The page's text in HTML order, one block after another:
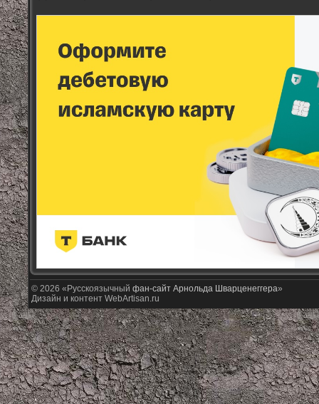
© 2026 «Русскоязычный фан-сайт Арнольда Шварценеггера»
Дизайн и контент WebArtisan.ru